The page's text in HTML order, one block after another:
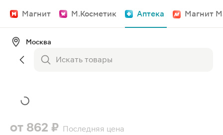
Магнит М.Косметик Аптека Магнит
Москва
от 862 ₽ Последняя цена